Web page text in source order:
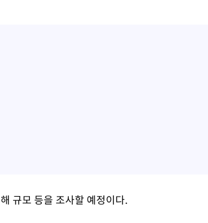
규모 등을 조사할 예정이다.